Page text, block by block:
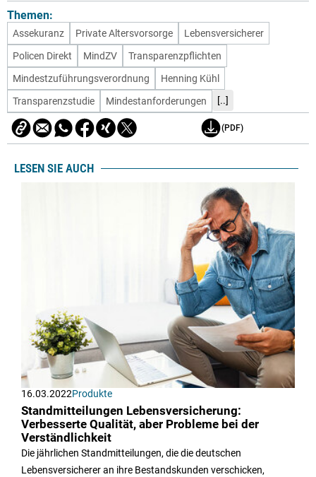
Themen:
Assekuranz Private Altersvorsorge
Lebensversicherer
Policen Direkt
MindZV
Transparenzpflichten
Mindestzuführungsverordnung
Henning Kühl
Transparenzstudie
Mindestanforderungen [..]
(PDF)
LESEN SIE AUCH
16.03.2022Produkte
Standmitteilungen Lebensversicherung:
Verbesserte Qualität, aber Probleme bei der
Verständlichkeit
Die jährlichen Standmitteilungen, die die deutschen
Lebensversicherer an ihre Bestandskunden verschicken,